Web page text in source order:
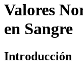
Valores
en Sangre
Introducción